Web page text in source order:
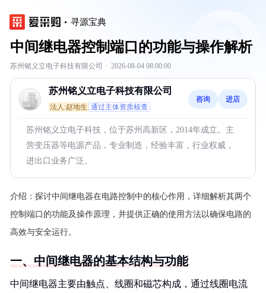
寻源宝典
中间继电器控制端口的功能与操作解析
苏州铭义立电子科技有限公司 · 2026-08-04 08:00:00
苏州铭义立电子科技有限公司
法人:赵地生 通过主体资质核查
咨询 进店
苏州铭义立电子科技，位于苏州高新区，2014年成立。主
营变压器等电源产品，专业制造，经验丰富，行业权威，
进出口业务广泛。
介绍： 探讨中间继电器在电路控制中的核心作用，详细解析其两个
控制端口的功能及操作原理，并提供正确的使用方法以确保电路的
高效与安全运行。
一、中间继电器的基本结构与功能
中间继电器主要由触点、线圈和磁芯构成，通过线圈电流